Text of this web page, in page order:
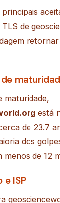
principais
de
maturidade,
está
de 23.7
dos
menos de 12
e ISP